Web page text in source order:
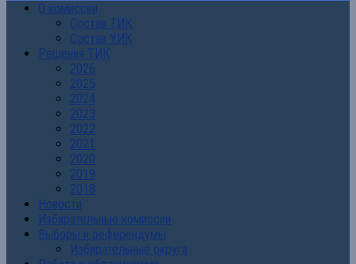
О комиссии
Состав ТИК
Состав УИК
Решения ТИК
2026
2025
2024
2023
2022
2021
2020
2019
2018
Новости
Избирательные комиссии
Выборы и референдумы
Избирательные округа